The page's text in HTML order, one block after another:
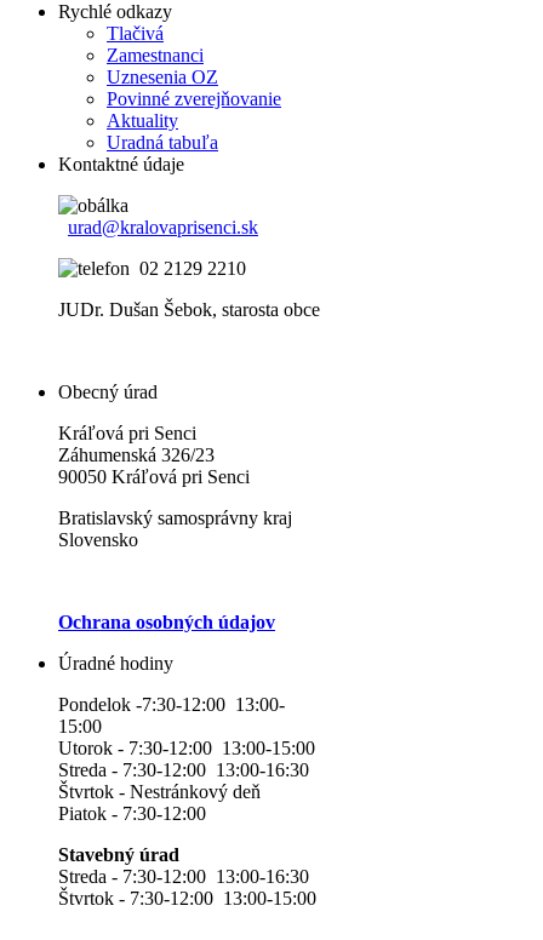
Rychlé odkazy
Tlačivá
Zamestnanci
Uznesenia OZ
Povinné zverejňovanie
Aktuality
Uradná tabuľa
Kontaktné údaje
urad@kralovaprisenci.sk
02 2129 2210
JUDr. Dušan Šebok, starosta obce
Obecný úrad
Kráľová pri Senci
Záhumenská 326/23
90050 Kráľová pri Senci
Bratislavský samosprávny kraj
Slovensko
Ochrana osobných údajov
Úradné hodiny
Pondelok -7:30-12:00 13:00-
15:00
Utorok - 7:30-12:00 13:00-15:00
Streda - 7:30-12:00 13:00-16:30
Štvrtok - Nestránkový deň
Piatok - 7:30-12:00
Stavebný úrad
Streda - 7:30-12:00 13:00-16:30
Štvrtok - 7:30-12:00 13:00-15:00